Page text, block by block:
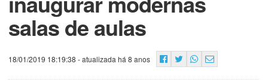
salas de aulas
18/01/2019 18:19:38 - atualizada há 8 anos